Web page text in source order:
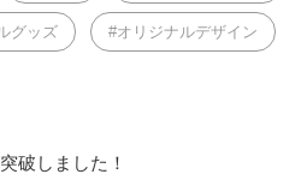
グッズ オリジナルデザイン
破しました！